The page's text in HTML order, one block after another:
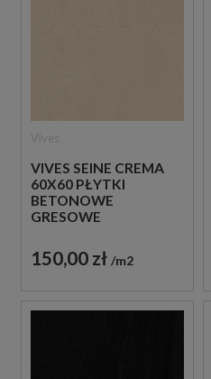
VIVES SEINE CREMA
60X60 PŁYTKI
BETONOWE
GRESOWE
150,00 zł m2